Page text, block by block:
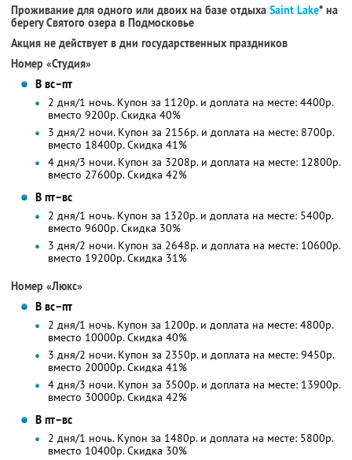
Проживание для одного или двоих на базе отдыха Saint Lake* на
берегу Святого озера в Подмосковье
Акция не действует в дни государственных праздников
Номер «Студия»
В вс–пт
2 дня/1 ночь. Купон за 1120р. и доплата на месте: 4400р.
вместо 9200р.Скидка 40%
3 дня/2 ночи. Купон за 2156р. и доплата на месте: 8700р.
вместо 18400р. Скидка 41%
4 дня/3 ночи. Купон за 3208р. и доплата на месте: 12800р.
вместо 27600р. Скидка 42%
В пт–вс
2 дня/1 ночь. Купон за 1320р. и доплата на месте: 5400р.
вместо 9600р.Скидка 30%
3 дня/2 ночи. Купон за 2648р. и доплата на месте: 10600р.
вместо 19200р. Скидка 31%
Номер «Люкс»
В вс–пт
2 дня/1 ночь. Купон за 1200р. и доплата на месте: 4800р.
вместо 10000р.Скидка 40%
3 дня/2 ночи. Купон за 2350р. и доплата на месте: 9450р.
вместо 20000р. Скидка 41%
4 дня/3 ночи. Купон за 3500р. и доплата на месте: 13900р.
вместо 30000р. Скидка 42%
В пт–вс
2 дня/1 ночь. Купон за 1480р. и доплата на месте: 5800р.
вместо 10400р.Скидка 30%